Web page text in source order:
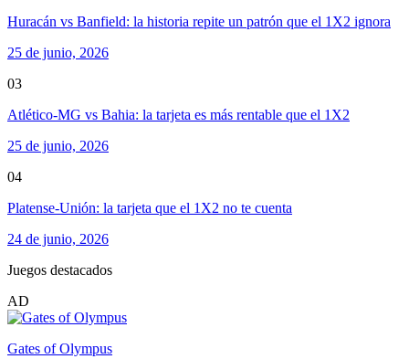
Huracán vs Banfield: la historia repite un patrón que el 1X2 ignora
25 de junio, 2026
03
Atlético-MG vs Bahia: la tarjeta es más rentable que el 1X2
25 de junio, 2026
04
Platense-Unión: la tarjeta que el 1X2 no te cuenta
24 de junio, 2026
Juegos destacados
AD
Gates of Olympus